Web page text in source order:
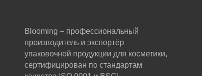
Blooming – профессиональный
производитель и экспортёр
упаковочной продукции для косметики,
сертифицирован по стандартам